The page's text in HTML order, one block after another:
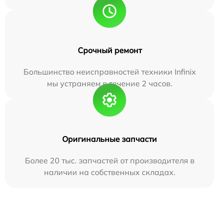
Срочный ремонт
Большинство неисправностей техники Infinix
мы устраняем в течение 2 часов.
Оригинальные запчасти
Более 20 тыс. запчастей от производителя в
наличии на собственных складах.